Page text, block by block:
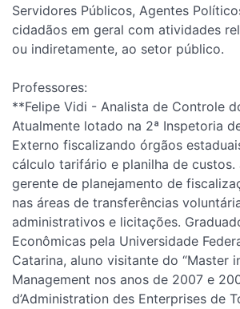
Servidores Públicos, Agentes
cidadãos em geral com atividades
ou indiretamente, ao setor público.
Professores:
**Felipe Vidi - Analista de Controle
Atualmente lotado na 2ª Inspetoria
Externo fiscalizando órgãos
cálculo tarifário e planilha de custos.
gerente de planejamento de
nas áreas de transferências
administrativos e licitações.
Econômicas pela Universidade
Catarina, aluno visitante do “Master
Management nos anos de 2007 e
d’Administration des Enterprises de